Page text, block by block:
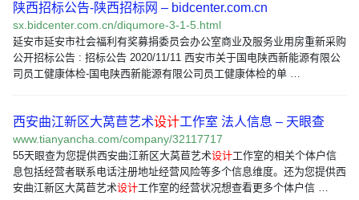
陕西招标公告-陕西招标网 – bidcenter.com.cn
sx.bidcenter.com.cn/diqumore-3-1-5.html
延安市延安市社会福利有奖募捐委员会办公室商业及服务业用房重新采购
公开招标公告 : 招标公告 2020/11/11 西安市关于国电陕西新能源有限公
司员工健康体检-国电陕西新能源有限公司员工健康体检的单 …
西安曲江新区大莴苣艺术设计工作室 法人信息 – 天眼查
www.tianyancha.com/company/32117717
55天眼查为您提供西安曲江新区大莴苣艺术设计工作室的相关个体户信
息包括经营者联系电话注册地址经营风险等多个信息维度。还为您提供西
安曲江新区大莴苣艺术设计工作室的经营状况想查看更多个体户信 …